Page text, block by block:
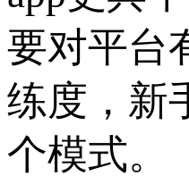
要对平台
练度，新
个模式。